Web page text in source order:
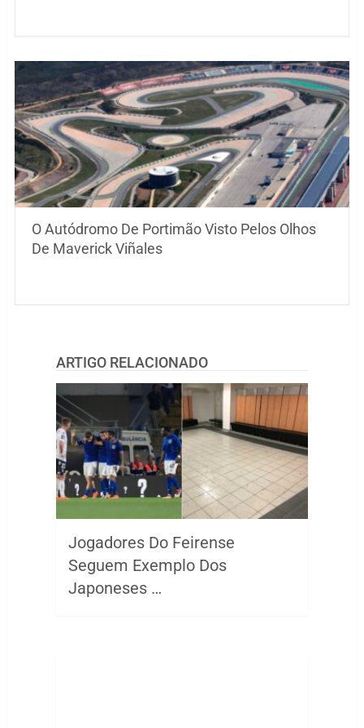
O Autódromo De Portimão Visto Pelos Olhos
De Maverick Viñales
ARTIGO RELACIONADO
Jogadores Do Feirense
Seguem Exemplo Dos
Japoneses …